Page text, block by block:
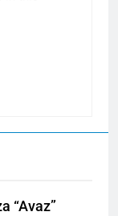
“Avaz”